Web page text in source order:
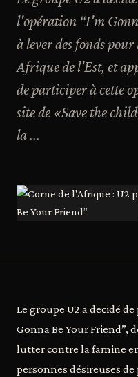
l'opération “I'm
à lever des fonds
Afrique de l'Est, et
de participer à cette
site de «Save the
la ...
Le groupe U2 a decidé
Gonna Be Your Friend”,
lutter contre la famine
personnes désireuses